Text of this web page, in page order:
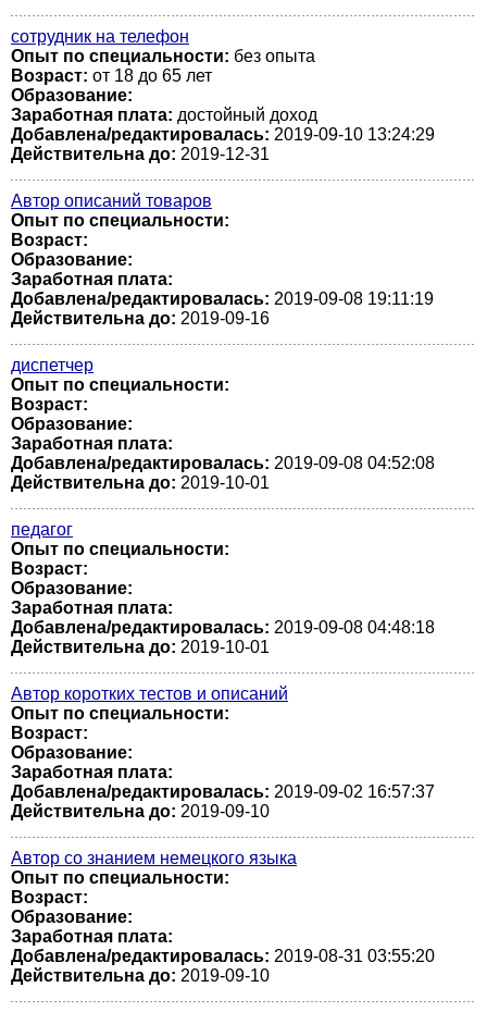
сотрудник на телефон
Опыт по специальности: без опыта
Возраст: от 18 до 65 лет
Образование:
Заработная плата: достойный доход
Добавлена/редактировалась: 2019-09-10 13:24:29
Действительна до: 2019-12-31
Автор описаний товаров
Опыт по специальности:
Возраст:
Образование:
Заработная плата:
Добавлена/редактировалась: 2019-09-08 19:11:19
Действительна до: 2019-09-16
диспетчер
Опыт по специальности:
Возраст:
Образование:
Заработная плата:
Добавлена/редактировалась: 2019-09-08 04:52:08
Действительна до: 2019-10-01
педагог
Опыт по специальности:
Возраст:
Образование:
Заработная плата:
Добавлена/редактировалась: 2019-09-08 04:48:18
Действительна до: 2019-10-01
Автор коротких тестов и описаний
Опыт по специальности:
Возраст:
Образование:
Заработная плата:
Добавлена/редактировалась: 2019-09-02 16:57:37
Действительна до: 2019-09-10
Автор со знанием немецкого языка
Опыт по специальности:
Возраст:
Образование:
Заработная плата:
Добавлена/редактировалась: 2019-08-31 03:55:20
Действительна до: 2019-09-10